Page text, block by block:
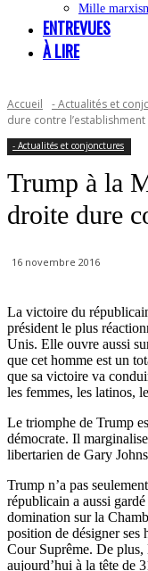
Mille
ENTREVUES
À LIRE
Accueil - Actualités et
dure contre l’establishment
- Actualités et conjonctures
Trump à la
droite dure
16 novembre 2016
La victoire du
président le plus
Unis. Elle ouvre aussi
que cet homme est un
que sa victoire va
les femmes, les latinos,
Le triomphe de Trump
démocrate. Il
libertarien de Gary
Trump n’a pas
républicain a aussi
domination sur la
position de désigner ses
Cour Suprême. De plus,
aujourd’hui à la tête de